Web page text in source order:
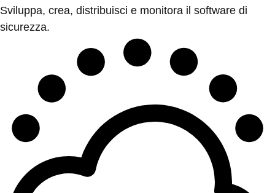
Sviluppa, crea, distribuisci e monitora il software di
sicurezza.